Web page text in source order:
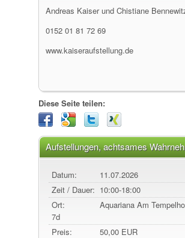
Andreas Kaiser und Chistiane
0152 01 81 72 69
www.kaiseraufstellung.de
Diese Seite teilen:
Aufstellungen, achtsames
Datum:
11.07.2026
Zeit / Dauer: 10:00-18:00
Ort:
Aquariana Am
7d
10965 Berlin
Preis:
50,00 EUR